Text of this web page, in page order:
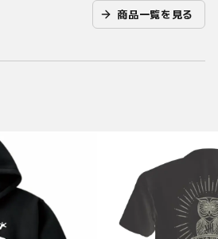
商品一覧を見る